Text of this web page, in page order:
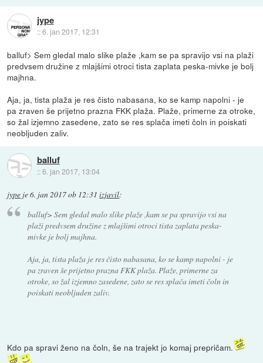
jype
::6. jan 2017, 12:31
balluf> Sem gledal malo slike plaže ,kam se pa spravijo vsi na plaži
predvsem družine z mlajšimi otroci tista zaplata peska-mivke je bolj
majhna.
Aja, ja, tista plaža je res čisto nabasana, ko se kamp napolni - je
pa zraven še prijetno prazna FKK plaža. Plaže, primerne za otroke,
so žal izjemno zasedene, zato se res splača imeti čoln in poiskati
neobljuden zaliv.
balluf
::6. jan 2017, 13:04
jype je6. jan 2017 ob 12:31 izjavil:
balluf> Sem gledal malo slike plaže ,kam se pa spravijo vsi na
plaži predvsem družine z mlajšimi otroci tista zaplata peska-
mivke je bolj majhna.
Aja, ja, tista plaža je res čisto nabasana, ko se kamp napolni - je
pa zraven še prijetno prazna FKK plaža. Plaže, primerne za
otroke, so žal izjemno zasedene, zato se res splača imeti čoln in
poiskati neobljuden zaliv.
Kdo pa spravi ženo na čoln, še na trajekt jo komaj prepričam.